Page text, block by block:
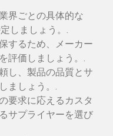
界ごとの具体的な
しましょう。.
するため、メーカー
評価しましょう。.
し、製品の品質とサ
ましょう。.
要求に応えるカスタ
サプライヤーを選び